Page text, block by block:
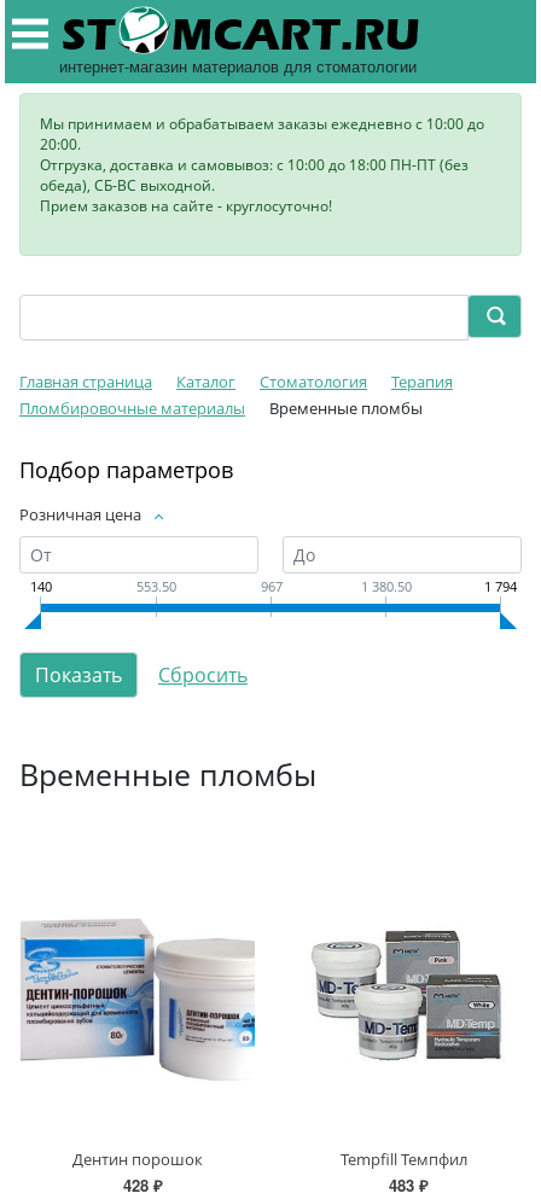
интернет-магазин материалов для стоматологии
Мы принимаем и обрабатываем заказы ежедневно с 10:00 до
20:00.
Отгрузка, доставка и самовывоз: с 10:00 до 18:00 ПН-ПТ (без
обеда), СБ-ВС выходной.
Прием заказов на сайте - круглосуточно!
Главная страница Каталог Стоматология
Терапия
Пломбировочные материалы
Временные пломбы
Подбор параметров
Розничная цена
140 553.50 967 1 380.50 1 794
Временные пломбы
Дентин порошок
428 ₽
Tempfill Темпфил
483 ₽